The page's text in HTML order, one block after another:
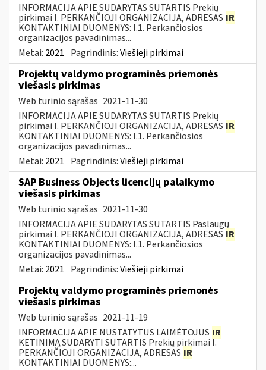
INFORMACIJA APIE SUDARYTAS SUTARTIS Prekių
pirkimai I. PERKANČIOJI ORGANIZACIJA, ADRESAS IR
KONTAKTINIAI DUOMENYS: I.1. Perkančiosios
organizacijos pavadinimas...
Metai: 2021 Pagrindinis:Viešieji pirkimai
Projektų valdymo programinės priemonės
viešasis pirkimas
Web turinio sąrašas 2021-11-30
INFORMACIJA APIE SUDARYTAS SUTARTIS Prekių
pirkimai I. PERKANČIOJI ORGANIZACIJA, ADRESAS IR
KONTAKTINIAI DUOMENYS: I.1. Perkančiosios
organizacijos pavadinimas...
Metai: 2021 Pagrindinis:Viešieji pirkimai
SAP Business Objects licencijų palaikymo
viešasis pirkimas
Web turinio sąrašas 2021-11-30
INFORMACIJA APIE SUDARYTAS SUTARTIS Paslaugų
pirkimai I. PERKANČIOJI ORGANIZACIJA, ADRESAS IR
KONTAKTINIAI DUOMENYS: I.1. Perkančiosios
organizacijos pavadinimas...
Metai: 2021 Pagrindinis:Viešieji pirkimai
Projektų valdymo programinės priemonės
viešasis pirkimas
Web turinio sąrašas 2021-11-19
INFORMACIJA APIE NUSTATYTUS LAIMĖTOJUS IR
KETINIMĄ SUDARYTI SUTARTIS Prekių pirkimai I.
PERKANČIOJI ORGANIZACIJA, ADRESAS IR
KONTAKTINIAI DUOMENYS:...